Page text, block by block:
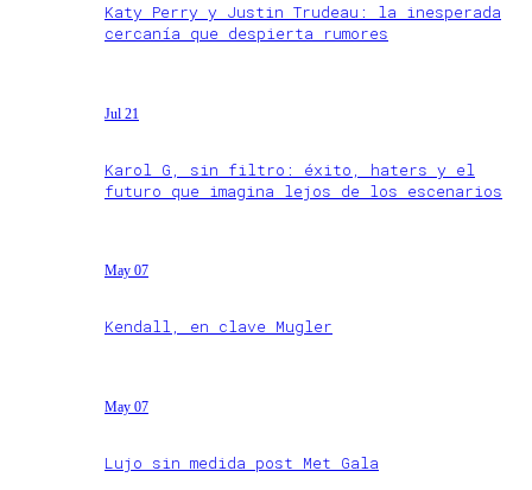
Katy Perry y Justin Trudeau: la inesperada
cercanía que despierta rumores
Jul 21
Karol G, sin filtro: éxito, haters y el
futuro que imagina lejos de los escenarios
May 07
Kendall, en clave Mugler
May 07
Lujo sin medida post Met Gala